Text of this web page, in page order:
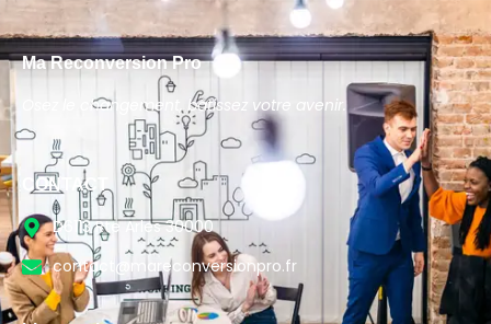
Ma Reconversion Pro
Osez le changement, bâtissez votre avenir.
CONTACT
D6113 Rte Arles 30000
contact@mareconversionpro.fr